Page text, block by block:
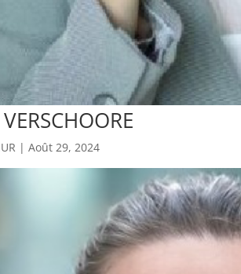
|Août 29, 2024